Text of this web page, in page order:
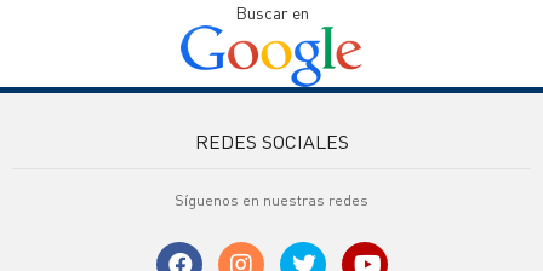
Buscar en
REDES SOCIALES
Síguenos en nuestras redes